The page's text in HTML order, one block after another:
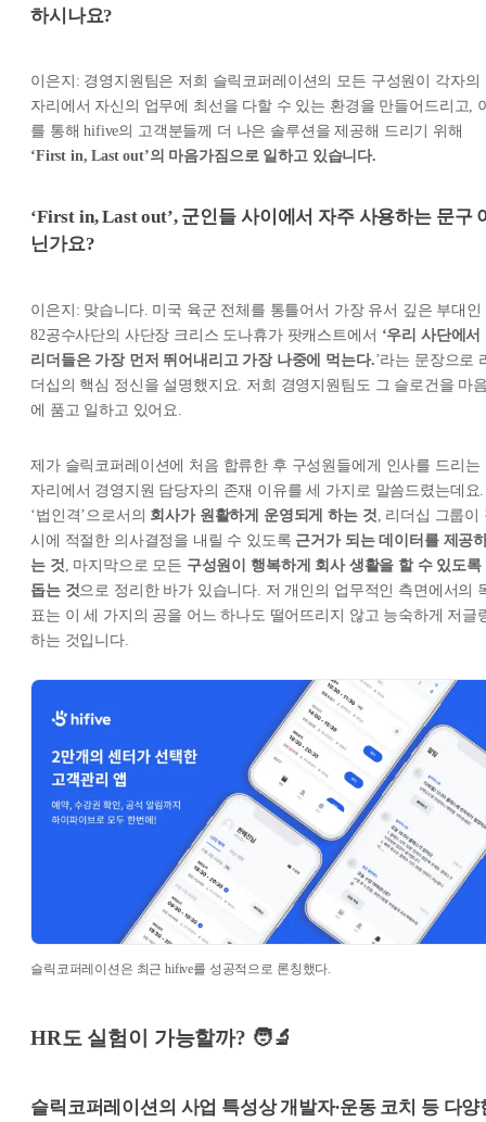
하시나요?
이은지: 경영지원팀은 저희 슬릭코퍼레이션의 모든 구성원이 각자의
자리에서 자신의 업무에 최선을 다할 수 있는 환경을 만들어드리고,
를 통해 hifive의 고객분들께 더 나은 솔루션을 제공해 드리기 위해
‘First in, Last out’의 마음가짐으로 일하고 있습니다.
‘First in, Last out’, 군인들 사이에서 자주 사용하는 문구
닌가요?
이은지: 맞습니다. 미국 육군 전체를 통틀어서 가장 유서 깊은 부대인
82공수사단의 사단장 크리스 도나휴가 팟캐스트에서 ‘우리 사단에서
리더들은 가장 먼저 뛰어내리고 가장 나중에 먹는다.’라는 문장으로
더십의 핵심 정신을 설명했지요. 저희 경영지원팀도 그 슬로건을 마
에 품고 일하고 있어요.
제가 슬릭코퍼레이션에 처음 합류한 후 구성원들에게 인사를 드리는
자리에서 경영지원 담당자의 존재 이유를 세 가지로 말씀드렸는데요.
‘법인격’으로서의 회사가 원활하게 운영되게 하는 것 , 리더십 그룹이
시에 적절한 의사결정을 내릴 수 있도록 근거가 되는 데이터를 제공
는 것 , 마지막으로 모든 구성원이 행복하게 회사 생활을 할 수 있도록
돕는 것으로 정리한 바가 있습니다. 저 개인의 업무적인 측면에서의
표는 이 세 가지의 공을 어느 하나도 떨어뜨리지 않고 능숙하게 저글
하는 것입니다.
슬릭코퍼레이션은 최근 hifive를 성공적으로 론칭했다.
HR도 실험이 가능할까? 🧑‍🔬
슬릭코퍼레이션의 사업 특성상 개발자∙운동 코치 등 다양